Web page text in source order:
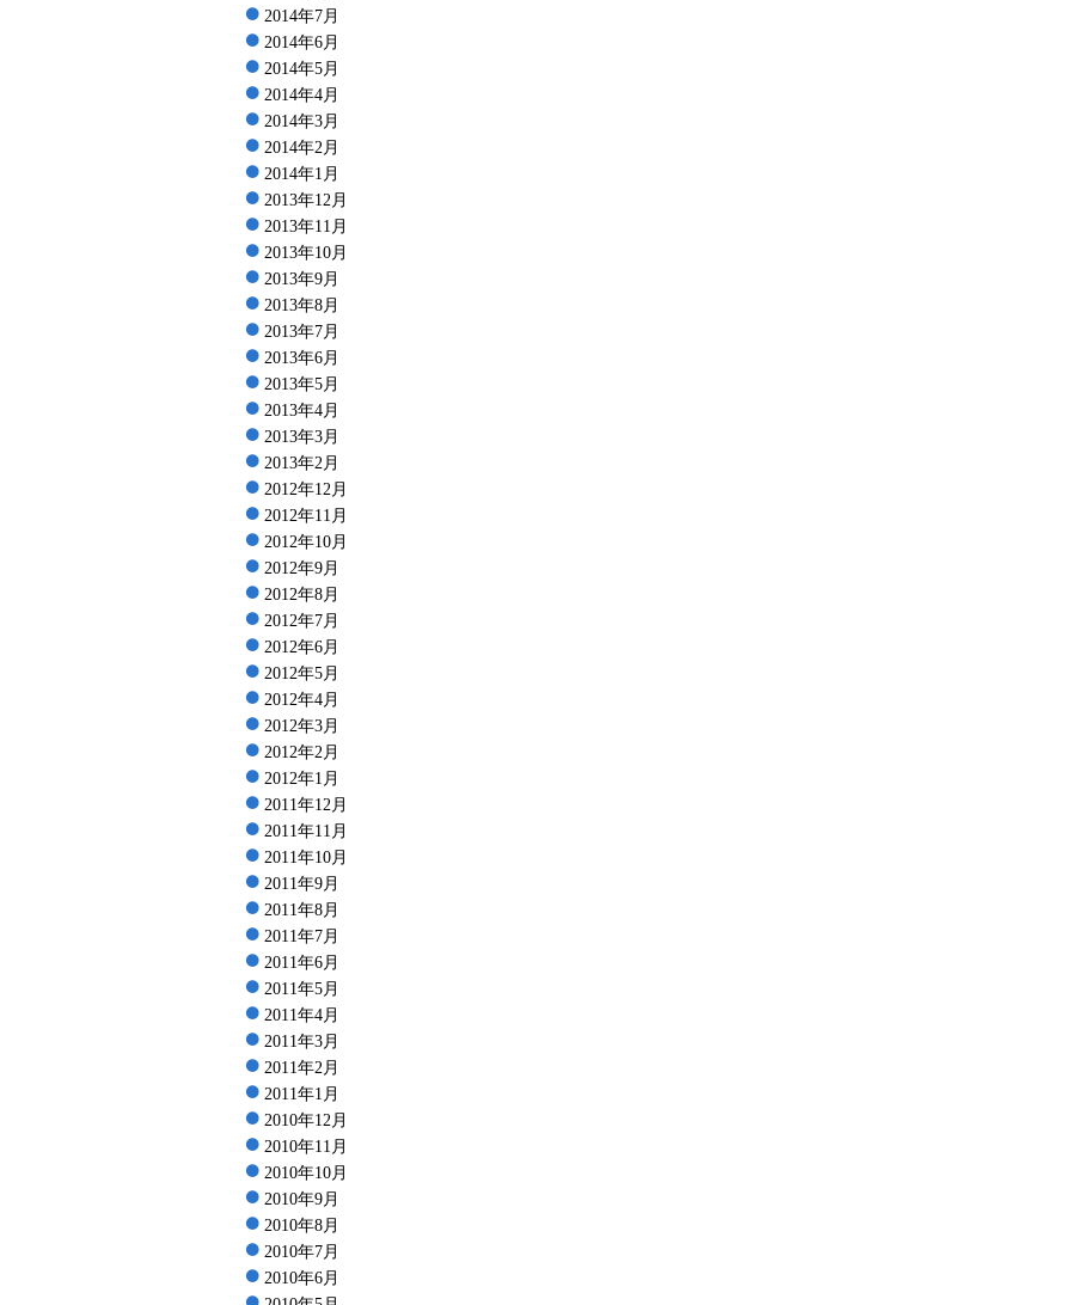
2014年7月
2014年6月
2014年5月
2014年4月
2014年3月
2014年2月
2014年1月
2013年12月
2013年11月
2013年10月
2013年9月
2013年8月
2013年7月
2013年6月
2013年5月
2013年4月
2013年3月
2013年2月
2012年12月
2012年11月
2012年10月
2012年9月
2012年8月
2012年7月
2012年6月
2012年5月
2012年4月
2012年3月
2012年2月
2012年1月
2011年12月
2011年11月
2011年10月
2011年9月
2011年8月
2011年7月
2011年6月
2011年5月
2011年4月
2011年3月
2011年2月
2011年1月
2010年12月
2010年11月
2010年10月
2010年9月
2010年8月
2010年7月
2010年6月